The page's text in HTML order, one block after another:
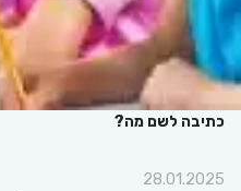
כתיבה לשם מה?
28.01.2025